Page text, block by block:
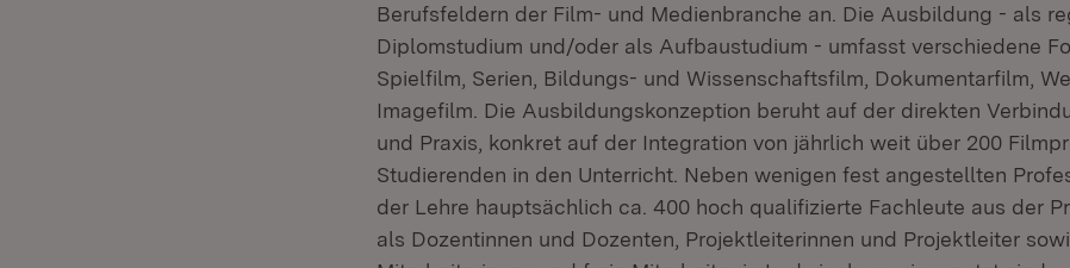
Berufsfeldern der Film- und Medienbranche an. Die Ausbildung - als
Diplomstudium und/oder als Aufbaustudium - umfasst verschiedene
Spielfilm, Serien, Bildungs- und Wissenschaftsfilm, Dokumentarfilm,
Imagefilm. Die Ausbildungskonzeption beruht auf der direkten
und Praxis, konkret auf der Integration von jährlich weit über 200
Studierenden in den Unterricht. Neben wenigen fest angestellten
der Lehre hauptsächlich ca. 400 hoch qualifizierte Fachleute aus der
als Dozentinnen und Dozenten, Projektleiterinnen und Projektleiter